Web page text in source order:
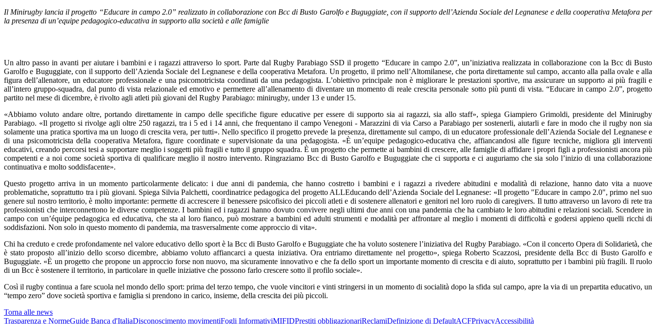
Il Minirugby lancia il progetto “Educare in campo 2.0” realizzato in collaborazione con Bcc di Busto Garolfo e Buguggiate, con il supporto dell’Azienda Sociale del Legnanese e della cooperativa Metafora per
la presenza di un’equipe pedagogico-educativa in supporto alla società e alle famiglie
Un altro passo in avanti per aiutare i bambini e i ragazzi attraverso lo sport. Parte dal Rugby Parabiago SSD il progetto “Educare in campo 2.0”, un’iniziativa realizzata in collaborazione con la Bcc di Busto
Garolfo e Buguggiate, con il supporto dell’Azienda Sociale del Legnanese e della cooperativa Metafora. Un progetto, il primo nell’Altomilanese, che porta direttamente sul campo, accanto alla palla ovale e alla
figura dell’allenatore, un educatore professionale e una psicomotricista coordinati da una pedagogista. L’obiettivo principale non è migliorare le prestazioni sportive, ma assicurare un supporto ai più fragili e
all’intero gruppo-squadra, dal punto di vista relazionale ed emotivo e permettere all’allenamento di diventare un momento di reale crescita personale sotto più punti di vista. “Educare in campo 2.0”, progetto
partito nel mese di dicembre, è rivolto agli atleti più giovani del Rugby Parabiago: minirugby, under 13 e under 15.
«Abbiamo voluto andare oltre, portando direttamente in campo delle specifiche figure educative per essere di supporto sia ai ragazzi, sia allo staff», spiega Giampiero Grimoldi, presidente del Minirugby
Parabiago. «Il progetto si rivolge agli oltre 250 ragazzi, tra i 5 ed i 14 anni, che frequentano il campo Venegoni - Marazzini di via Carso a Parabiago per sostenerli, aiutarli e fare in modo che il rugby non sia
solamente una pratica sportiva ma un luogo di crescita vera, per tutti». Nello specifico il progetto prevede la presenza, direttamente sul campo, di un educatore professionale dell’Azienda Sociale del Legnanese e
di una psicomotricista della cooperativa Metafora, figure coordinate e supervisionate da una pedagogista. «È un’equipe pedagogico-educativa che, affiancandosi alle figure tecniche, migliora gli interventi
educativi, creando percorsi tesi a supportare meglio i soggetti più fragili e tutto il gruppo squadra. È un progetto che permette ai bambini di crescere, alle famiglie di affidare i propri figli a professionisti ancora più
competenti e a noi come società sportiva di qualificare meglio il nostro intervento. Ringraziamo Bcc di Busto Garolfo e Buguggiate che ci supporta e ci auguriamo che sia solo l’inizio di una collaborazione
continuativa e molto soddisfacente».
Questo progetto arriva in un momento particolarmente delicato: i due anni di pandemia, che hanno costretto i bambini e i ragazzi a rivedere abitudini e modalità di relazione, hanno dato vita a nuove
problematiche, soprattutto tra i più giovani. Spiega Silvia Palchetti, coordinatrice pedagogica del progetto ALLEducando dell’Azienda Sociale del Legnanese: «Il progetto "Educare in campo 2.0", primo nel suo
genere sul nostro territorio, è molto importante: permette di accrescere il benessere psicofisico dei piccoli atleti e di sostenere allenatori e genitori nel loro ruolo di caregivers. Il tutto attraverso un lavoro di rete tra
professionisti che interconnettono le diverse competenze. I bambini ed i ragazzi hanno dovuto convivere negli ultimi due anni con una pandemia che ha cambiato le loro abitudini e relazioni sociali. Scendere in
campo con un’équipe pedagogica ed educativa, che sta al loro fianco, può mostrare a bambini ed adulti strumenti e modalità per affrontare al meglio i momenti di difficoltà e godersi appieno quelli ricchi di
soddisfazioni. Non solo in questo momento di pandemia, ma trasversalmente come approccio di vita».
Chi ha creduto e crede profondamente nel valore educativo dello sport è la Bcc di Busto Garolfo e Buguggiate che ha voluto sostenere l’iniziativa del Rugby Parabiago. «Con il concerto Opera di Solidarietà, che
è stato proposto all’inizio dello scorso dicembre, abbiamo voluto affiancarci a questa iniziativa. Ora entriamo direttamente nel progetto», spiega Roberto Scazzosi, presidente della Bcc di Busto Garolfo e
Buguggiate. «È un progetto che propone un approccio forse non nuovo, ma sicuramente innovativo e che fa dello sport un importante momento di crescita e di aiuto, soprattutto per i bambini più fragili. Il ruolo
di un Bcc è sostenere il territorio, in particolare in quelle iniziative che possono farlo crescere sotto il profilo sociale».
Così il rugby continua a fare scuola nel mondo dello sport: prima del terzo tempo, che vuole vincitori e vinti stringersi in un momento di socialità dopo la sfida sul campo, apre la via di un prepartita educativo, un
“tempo zero” dove società sportiva e famiglia si prendono in carico, insieme, della crescita dei più piccoli.
Torna alle news
Trasparenza e NormeGuide Banca d'ItaliaDisconoscimento movimentiFogli InformativiMIFIDPrestiti obbligazionariReclamiDefinizione di DefaultACFPrivacyAccessibilità